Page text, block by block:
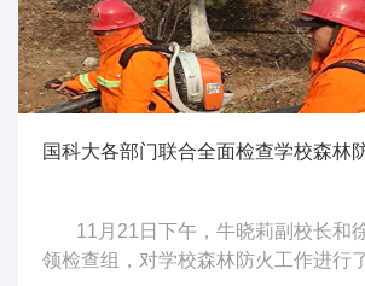
国科大各部门联合全面检查学校森林
领检查组，对学校森林防火工作进行